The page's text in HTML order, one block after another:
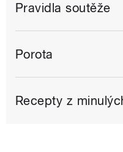
Pravidla soutěže
Porota
Recepty z